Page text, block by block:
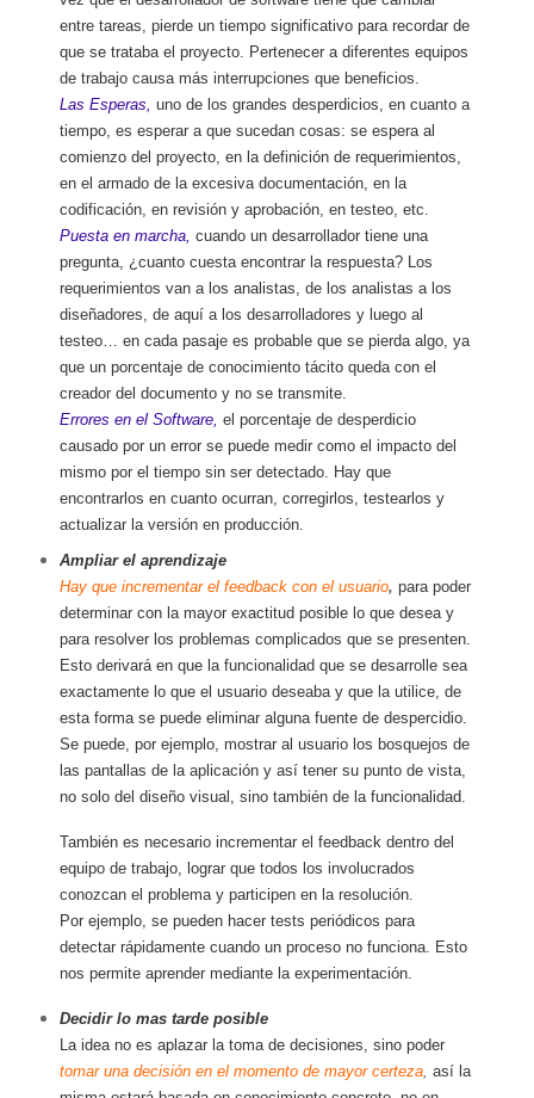
entre tareas, pierde un tiempo significativo para recordar de
que se trataba el proyecto. Pertenecer a diferentes equipos
de trabajo causa más interrupciones que beneficios.
Las Esperas, uno de los grandes desperdicios, en cuanto a
tiempo, es esperar a que sucedan cosas: se espera al
comienzo del proyecto, en la definición de requerimientos,
en el armado de la excesiva documentación, en la
codificación, en revisión y aprobación, en testeo, etc.
Puesta en marcha, cuando un desarrollador tiene una
pregunta, ¿cuanto cuesta encontrar la respuesta? Los
requerimientos van a los analistas, de los analistas a los
diseñadores, de aquí a los desarrolladores y luego al
testeo… en cada pasaje es probable que se pierda algo, ya
que un porcentaje de conocimiento tácito queda con el
creador del documento y no se transmite.
Errores en el Software, el porcentaje de desperdicio
causado por un error se puede medir como el impacto del
mismo por el tiempo sin ser detectado. Hay que
encontrarlos en cuanto ocurran, corregirlos, testearlos y
actualizar la versión en producción.
Ampliar el aprendizaje
Hay que incrementar el feedback con el usuario, para poder
determinar con la mayor exactitud posible lo que desea y
para resolver los problemas complicados que se presenten.
Esto derivará en que la funcionalidad que se desarrolle sea
exactamente lo que el usuario deseaba y que la utilice, de
esta forma se puede eliminar alguna fuente de despercidio.
Se puede, por ejemplo, mostrar al usuario los bosquejos de
las pantallas de la aplicación y así tener su punto de vista,
no solo del diseño visual, sino también de la funcionalidad.
También es necesario incrementar el feedback dentro del
equipo de trabajo, lograr que todos los involucrados
conozcan el problema y participen en la resolución.
Por ejemplo, se pueden hacer tests periódicos para
detectar rápidamente cuando un proceso no funciona. Esto
nos permite aprender mediante la experimentación.
Decidir lo mas tarde posible
La idea no es aplazar la toma de decisiones, sino poder
tomar una decisión en el momento de mayor certeza, así la